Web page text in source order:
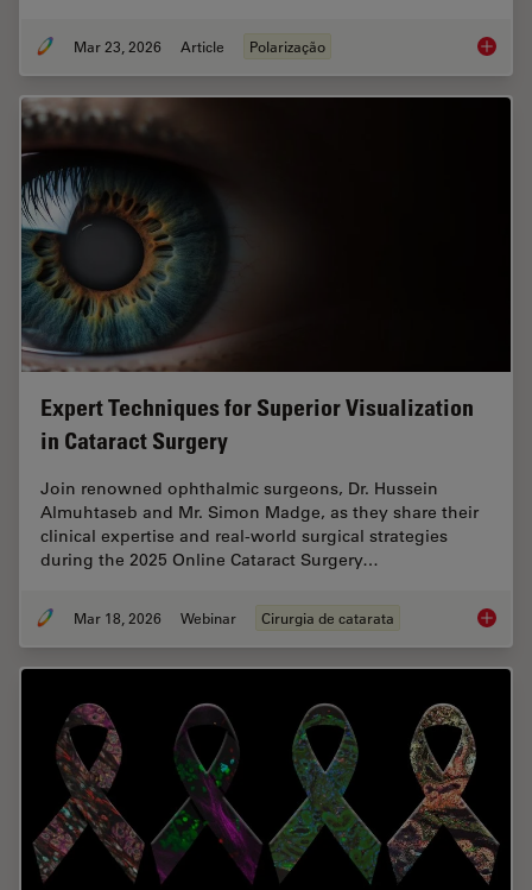
Mar 23, 2026 Article Polarização
Expert Techniques for Superior Visualization
in Cataract Surgery
Join renowned ophthalmic surgeons, Dr. Hussein
Almuhtaseb and Mr. Simon Madge, as they share their
clinical expertise and real-world surgical strategies
during the 2025 Online Cataract Surgery…
Mar 18, 2026 Webinar Cirurgia de catarata Expert